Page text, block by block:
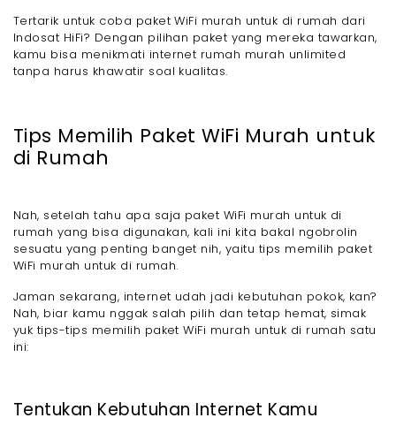
Tertarik untuk coba paket WiFi murah untuk di rumah dari
Indosat HiFi? Dengan pilihan paket yang mereka tawarkan,
kamu bisa menikmati internet rumah murah unlimited
tanpa harus khawatir soal kualitas.
Tips Memilih Paket WiFi Murah untuk
di Rumah
Nah, setelah tahu apa saja paket WiFi murah untuk di
rumah yang bisa digunakan, kali ini kita bakal ngobrolin
sesuatu yang penting banget nih, yaitu tips memilih paket
WiFi murah untuk di rumah.
Jaman sekarang, internet udah jadi kebutuhan pokok, kan?
Nah, biar kamu nggak salah pilih dan tetap hemat, simak
yuk tips-tips memilih paket WiFi murah untuk di rumah satu
ini:
Tentukan Kebutuhan Internet Kamu